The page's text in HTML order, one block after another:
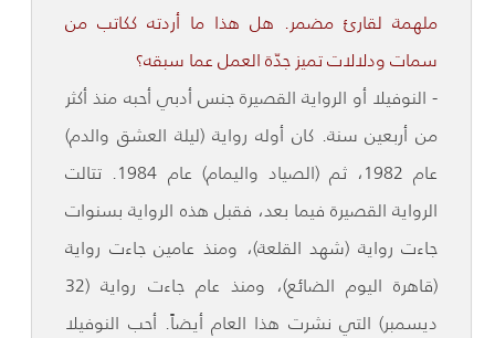
ملهمة لقارئ مضمر. هل هذا ما أردته ككاتب من
سمات ودلالات تميز جدّة العمل عما سبقه؟
- النوفيلا أو الرواية القصيرة جنس أدبي أحبه منذ أكثر
من أربعين سنة. كان أوله رواية (ليلة العشق والدم)
عام 1982، ثم (الصياد واليمام) عام 1984. تتالت
الرواية القصيرة فيما بعد، فقبل هذه الرواية بسنوات
جاءت رواية (شهد القلعة)، ومنذ عامين جاءت رواية
(قاهرة اليوم الضائع)، ومنذ عام جاءت رواية (32
ديسمبر) التي نشرت هذا العام أيضاً. أحب النوفيلا